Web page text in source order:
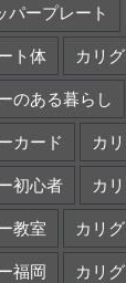
パープレート
ト体 カリ
のある暮らし
カード カ
初心者 カ
教室 カリ
福岡 カリ